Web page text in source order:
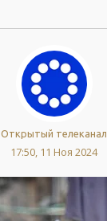
Открытый телеканал
17:50, 11 Ноя 2024